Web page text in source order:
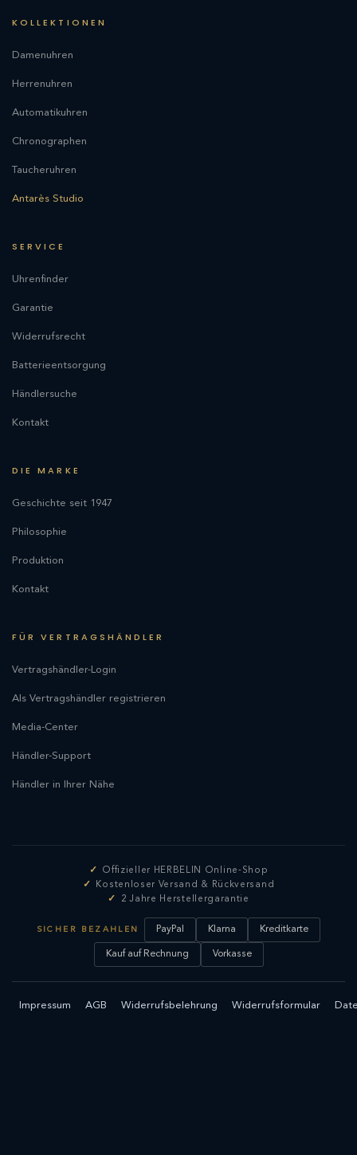
KOLLEKTIONEN
Damenuhren
Herrenuhren
Automatikuhren
Chronographen
Taucheruhren
Antarès Studio
SERVICE
Uhrenfinder
Garantie
Widerrufsrecht
Batterieentsorgung
Händlersuche
Kontakt
DIE MARKE
Geschichte seit 1947
Philosophie
Produktion
Kontakt
FÜR VERTRAGSHÄNDLER
Vertragshändler-Login
Als Vertragshändler registrieren
Media-Center
Händler-Support
Händler in Ihrer Nähe
Offizieller HERBELIN Online-Shop
Kostenloser Versand & Rückversand
2 Jahre Herstellergarantie
SICHER BEZAHLEN PayPal Klarna Kreditkarte
Kauf auf Rechnung Vorkasse
Impressum AGB Widerrufsbelehrung Widerrufsformular